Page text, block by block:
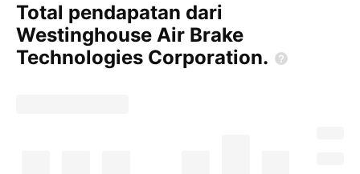
Total pendapatan dari
Westinghouse Air Brake
Technologies Corporation.